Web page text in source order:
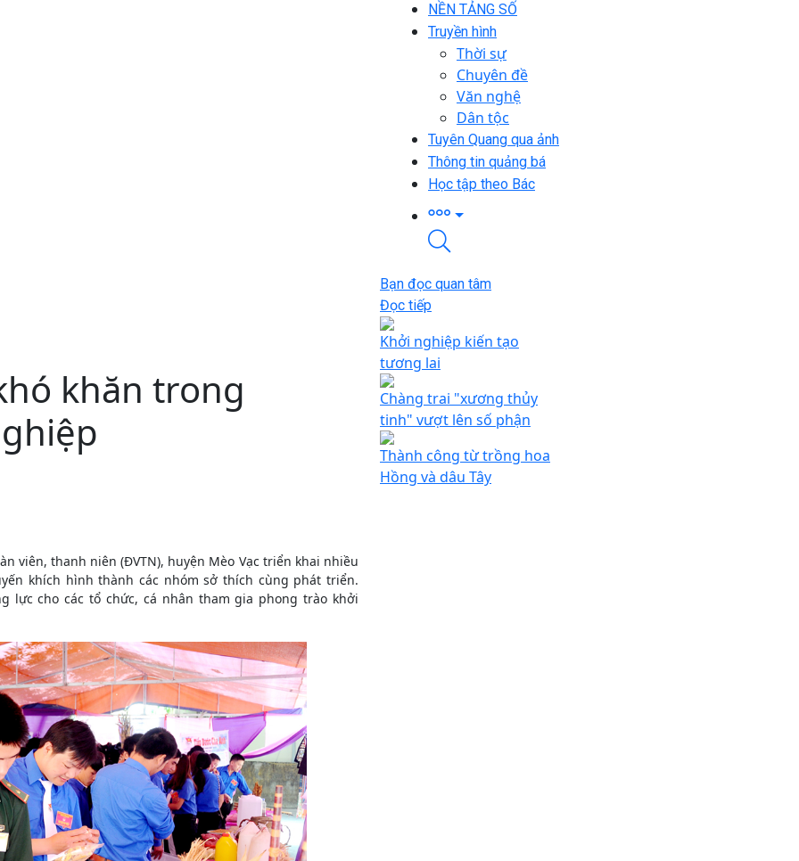
NỀN TẢNG SỐ
Truyền hình
Thời sự
Chuyên đề
Văn nghệ
Dân tộc
Tuyên Quang qua ảnh
Thông tin quảng bá
Học tập theo Bác
khăn trong
viên, thanh niên (ĐVTN), huyện Mèo Vạc triển khai nhiều
khích hình thành các nhóm sở thích cùng phát triển.
lực cho các tổ chức, cá nhân tham gia phong trào khởi
Bạn đọc quan tâm
Đọc tiếp
Khởi nghiệp kiến tạo
tương lai
Chàng trai "xương thủy
tinh" vượt lên số phận
Thành công từ trồng hoa
Hồng và dâu Tây